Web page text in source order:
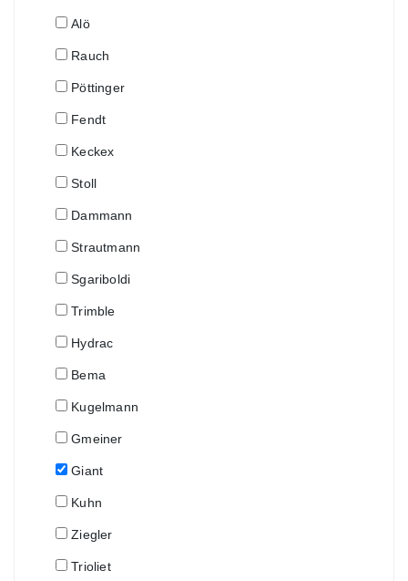
Alö
Rauch
Pöttinger
Fendt
Keckex
Stoll
Dammann
Strautmann
Sgariboldi
Trimble
Hydrac
Bema
Kugelmann
Gmeiner
Giant
Kuhn
Ziegler
Trioliet